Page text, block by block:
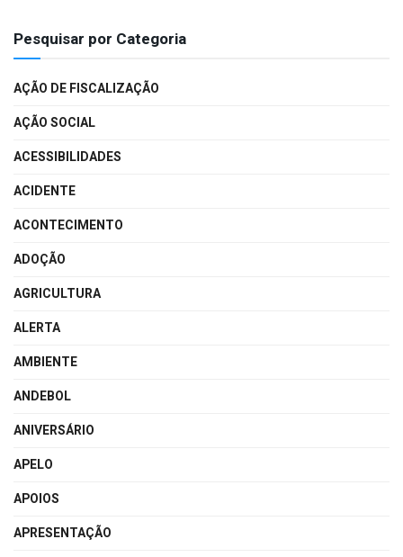
Pesquisar por Categoria
AÇÃO DE FISCALIZAÇÃO
AÇÃO SOCIAL
ACESSIBILIDADES
ACIDENTE
ACONTECIMENTO
ADOÇÃO
AGRICULTURA
ALERTA
AMBIENTE
ANDEBOL
ANIVERSÁRIO
APELO
APOIOS
APRESENTAÇÃO